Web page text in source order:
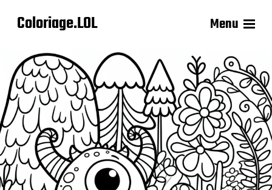
Coloriage.LOL Menu